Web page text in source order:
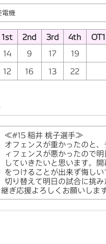
電機
1st 2nd 3rd 4th OT1
14 9 17 19
12 16 13 22
≪#15 稲井 桃子選手≫
オフェンスが重かったのと
ィフェンスが悪かったので
していきたいと思います。開
をつけることが出来ず悔しい
切り替えて明日の試合に挑
ぎ応援よろしくお願いします